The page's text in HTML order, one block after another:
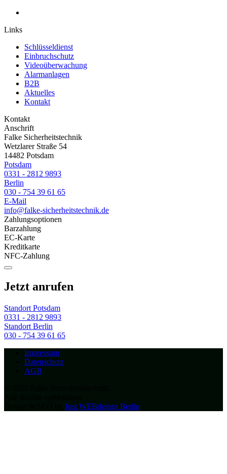
Links
Schlüsseldienst
Einbruchschutz
Videoüberwachung
Alarmanlagen
B2B
Aktuelles
Kontakt
Kontakt
Anschrift
Falke Sicherheitstechnik
Wetzlarer Straße 54
14482 Potsdam
Potsdam
0331 - 2812 9893
Berlin
030 - 754 39 61 65
E-Mail
info@falke-sicherheitstechnik.de
Zahlungsoptionen
Barzahlung
EC-Karte
Kreditkarte
NFC-Zahlung
Jetzt anrufen
Standort Potsdam
0331 - 2812 9893
Standort Berlin
030 - 754 39 61 65
Impressum
Datenschutz
AGB
Just WEBdesign Berlin